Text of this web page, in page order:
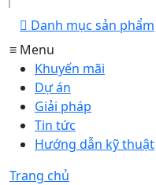
Danh mục sản phẩm
≡ Menu
Khuyến mãi
Dự án
Giải pháp
Tin tức
Hướng dẫn kỹ thuật
Trang chủ